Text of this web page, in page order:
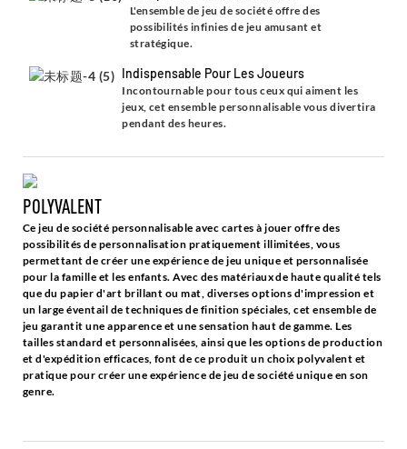
L'ensemble de jeu de société offre des
possibilités infinies de jeu amusant et
stratégique.
Indispensable Pour Les Joueurs
Incontournable pour tous ceux qui aiment les
jeux, cet ensemble personnalisable vous divertira
pendant des heures.
POLYVALENT
Ce jeu de société personnalisable avec cartes à jouer offre des
possibilités de personnalisation pratiquement illimitées, vous
permettant de créer une expérience de jeu unique et personnalisée
pour la famille et les enfants. Avec des matériaux de haute qualité tels
que du papier d'art brillant ou mat, diverses options d'impression et
un large éventail de techniques de finition spéciales, cet ensemble de
jeu garantit une apparence et une sensation haut de gamme. Les
tailles standard et personnalisées, ainsi que les options de production
et d'expédition efficaces, font de ce produit un choix polyvalent et
pratique pour créer une expérience de jeu de société unique en son
genre.